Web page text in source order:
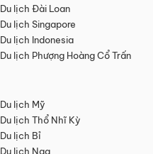
Du lịch Đài Loan
Du lịch Singapore
Du lịch Indonesia
Du lịch Phượng Hoàng Cổ Trấn
Du lịch Mỹ
Du lịch Thổ Nhĩ Kỳ
Du lịch Bỉ
Du lịch Nga